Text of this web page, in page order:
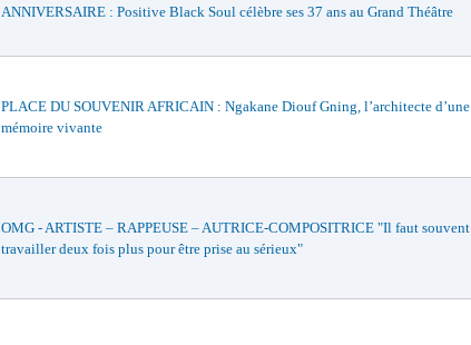
ANNIVERSAIRE : Positive Black Soul célèbre ses 37 ans au Grand Théâtre
PLACE DU SOUVENIR AFRICAIN : Ngakane Diouf Gning, l’architecte d’une
mémoire vivante
OMG - ARTISTE – RAPPEUSE – AUTRICE-COMPOSITRICE "Il faut souvent
travailler deux fois plus pour être prise au sérieux"